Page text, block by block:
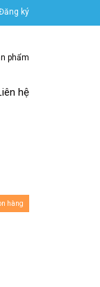
ký
phẩm
hệ
hàng